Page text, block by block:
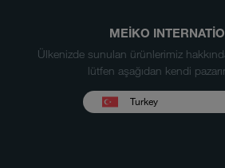
MEIKO
Ülkenizde sunulan ürünlerimiz
lütfen aşağıdan kendi
Turkey